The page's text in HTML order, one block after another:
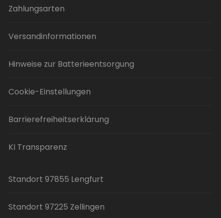
Zahlungsarten
Versandinformationen
Hinweise zur Batterieentsorgung
Cookie-Einstellungen
Barrierefreiheitserklärung
KI Transparenz
Standort 97855 Lengfurt
Standort 97225 Zellingen